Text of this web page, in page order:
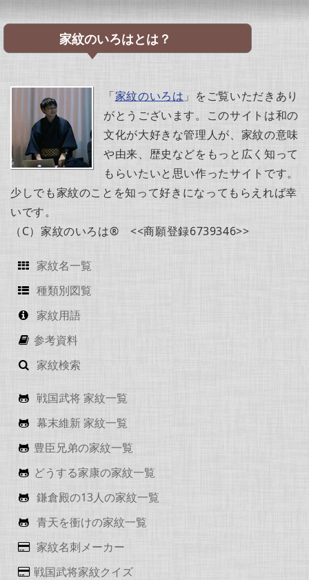
家紋のいろはとは？
「家紋のいろは 」をご覧いただきあり
がとうございます。このサイトは和の
文化が大好きな管理人が、家紋の意味
や由来、歴史などをもっと広く知って
もらいたいと思い作ったサイトです。
少しでも家紋のことを知って好きになってもらえれば幸
いです。
（C）家紋のいろは® <<商願登録6739346>>
家紋名一覧
種類別図覧
家紋用語
参考資料
家紋検索
戦国武将 家紋一覧
幕末維新 家紋一覧
豊臣兄弟の家紋一覧
どうする家康の家紋一覧
鎌倉殿の13人の家紋一覧
青天を衝けの家紋一覧
家紋名刺メーカー
戦国武将家紋クイズ